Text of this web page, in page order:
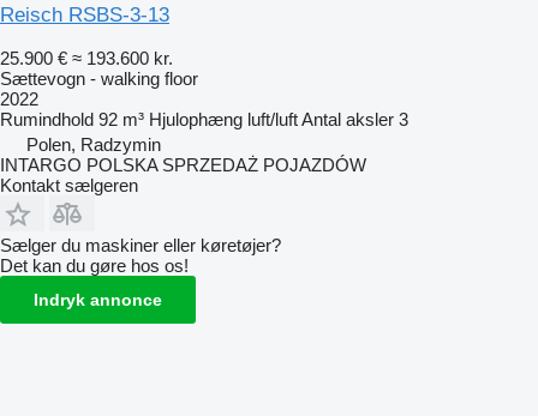
Reisch RSBS-3-13
25.900 € ≈ 193.600 kr.
Sættevogn - walking floor
2022
Rumindhold 92 m³ Hjulophæng luft/luftAntal aksler 3
Polen, Radzymin
INTARGO POLSKA SPRZEDAŻ POJAZDÓW
Kontakt sælgeren
Sælger du maskiner eller køretøjer?
Det kan du gøre hos os!
Indryk annonce